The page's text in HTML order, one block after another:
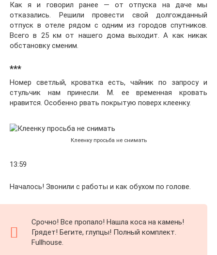
Как я и говорил ранее — от отпуска на даче мы
отказались. Решили провести свой долгожданный
отпуск в отеле рядом с одним из городов спутников.
Всего в 25 км от нашего дома выходит. А как никак
обстановку сменим.
***
Номер светлый, кроватка есть, чайник по запросу и
стульчик нам принесли. М. ее временная кровать
нравится. Особенно рвать покрытую поверх клеенку.
Клеенку просьба не снимать
13:59
Началось! Звонили с работы и как обухом по голове.
Срочно! Все пропало! Нашла коса на камень!
Грядет! Бегите, глупцы! Полный комплект.
Fullhouse.